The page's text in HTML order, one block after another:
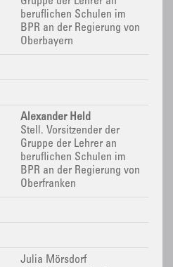
beruflichen Schulen im
BPR an der Regierung von
Oberbayern
Alexander Held
Stell. Vorsitzender der
Gruppe der Lehrer an
beruflichen Schulen im
BPR an der Regierung von
Oberfranken
Julia Mörsdorf